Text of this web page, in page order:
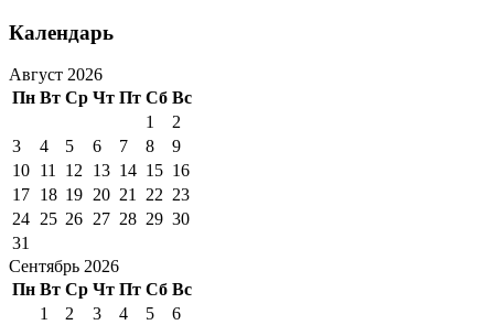
Календарь
Август 2026
Пн Вт Ср Чт Пт Сб Вс
1
2
3
4 5 6 7 8
9
10 11 12 13 14 15 16
17 18 19 20 21 22 23
24 25 26 27 28 29 30
31
Сентябрь 2026
Пн Вт Ср Чт Пт Сб Вс
1
2 3 4 5
6